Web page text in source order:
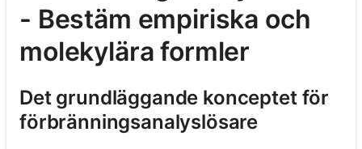
- Bestäm empiriska och
molekylära formler
Det grundläggande konceptet för
förbränningsanalyslösare